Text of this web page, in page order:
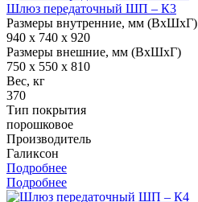
Шлюз передаточный ШП – К3
Размеры внутренние, мм (ВхШхГ)
940 x 740 x 920
Размеры внешние, мм (ВхШхГ)
750 x 550 x 810
Вес, кг
370
Тип покрытия
порошковое
Производитель
Галиксон
Подробнее
Подробнее